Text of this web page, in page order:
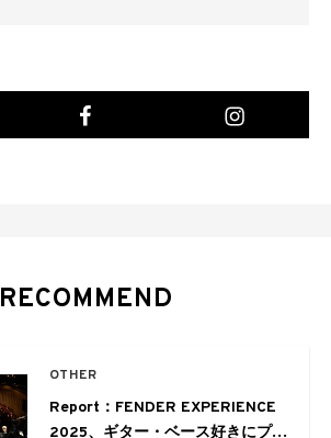
RECOMMEND
OTHER
Report：FENDER EXPERIENCE
2025、ギター・ベース好きにプレ